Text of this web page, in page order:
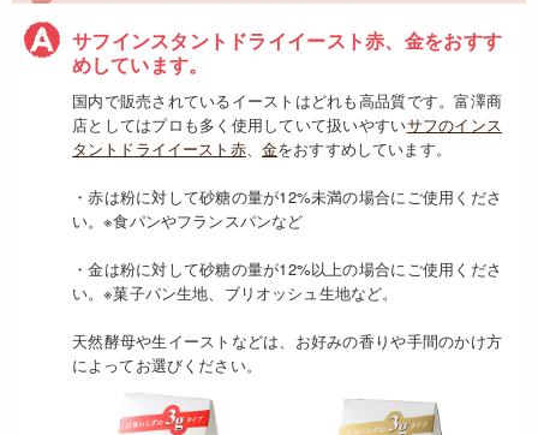
サフインスタントドライイースト赤、金をおすす
めしています。
国内で販売されているイーストはどれも高品質です。富澤商
店としてはプロも多く使用していて扱いやすいサフのインス
タントドライイースト赤、 金をおすすめしています。
・赤は粉に対して砂糖の量が12%未満の場合にご使用くださ
い。※食パンやフランスパンなど
・金は粉に対して砂糖の量が12%以上の場合にご使用くださ
い。※菓子パン生地、ブリオッシュ生地など。
天然酵母や生イーストなどは、お好みの香りや手間のかけ方
によってお選びください。